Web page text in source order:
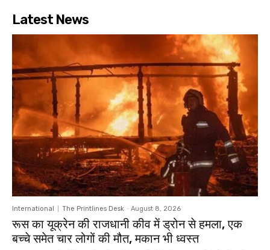
Latest News
International The Printlines Desk - August 8, 2026
रूस का यूक्रेन की राजधानी कीव में ड्रोन से हमला, एक
बच्चे समेत चार लोगों की मौत, मकान भी ध्वस्त